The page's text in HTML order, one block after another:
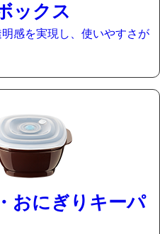
ックス
感を実現し、使いやすさが
おにぎりキーパ